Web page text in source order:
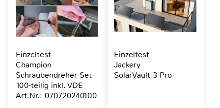
Einzeltest
Champion
Schraubendreher Set
100-teilig inkl. VDE
Art.Nr.: 070720240100
Einzeltest
Jackery
SolarVault 3 Pro